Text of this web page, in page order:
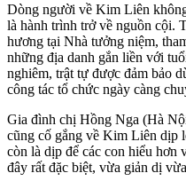
Dòng người về Kim Liên
là hành trình trở về nguồn cội.
hương tại Nhà tưởng niệm,
những địa danh gắn liền với
nghiêm, trật tự được đảm bảo
công tác tổ chức ngày càng
Gia đình chị Hồng Nga (Hà
cũng cố gắng về Kim Liên dịp
còn là dịp để các con hiểu
đây rất đặc biệt, vừa giản dị